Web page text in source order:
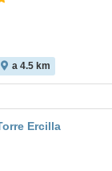
a 4.5 km
Ercilla